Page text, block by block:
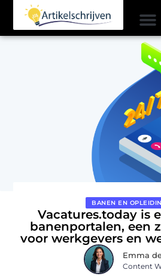
BANEN EN
Vacatures.today is
banenportalen, een
voor werkgevers en
Emma
Content